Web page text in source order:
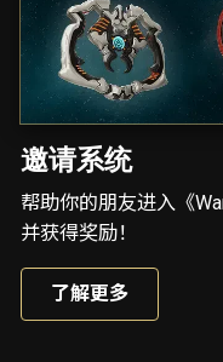
邀请系统
帮助你的朋友进入《
并获得奖励！
了解更多